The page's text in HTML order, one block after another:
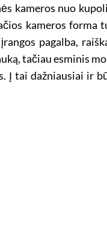
kameros nuo
kameros forma
pagalba,
tačiau esminis
Į tai dažniausiai ir